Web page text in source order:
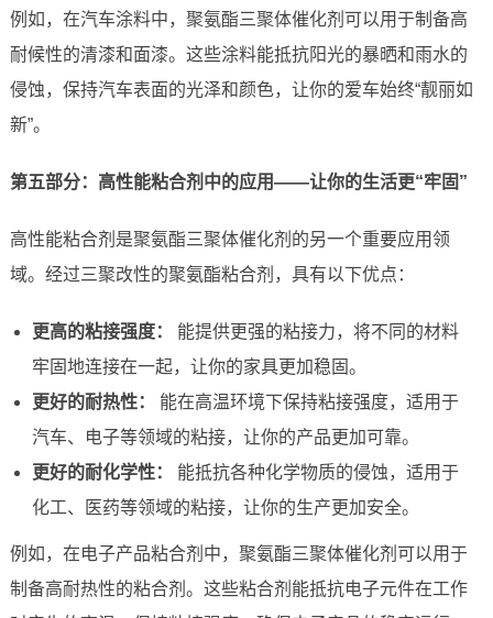
例如，在汽车涂料中，聚氨酯三聚体催化剂可以用于制备高
耐候性的清漆和面漆。这些涂料能抵抗阳光的暴晒和雨水的
侵蚀，保持汽车表面的光泽和颜色，让你的爱车始终“靓丽如
新”。
第五部分：高性能粘合剂中的应用——让你的生活更“牢固”
高性能粘合剂是聚氨酯三聚体催化剂的另一个重要应用领
域。经过三聚改性的聚氨酯粘合剂，具有以下优点：
更高的粘接强度：
能提供更强的粘接力，将不同的材料
牢固地连接在一起，让你的家具更加稳固。
更好的耐热性：
能在高温环境下保持粘接强度，适用于
汽车、电子等领域的粘接，让你的产品更加可靠。
更好的耐化学性：
能抵抗各种化学物质的侵蚀，适用于
化工、医药等领域的粘接，让你的生产更加安全。
例如，在电子产品粘合剂中，聚氨酯三聚体催化剂可以用于
制备高耐热性的粘合剂。这些粘合剂能抵抗电子元件在工作